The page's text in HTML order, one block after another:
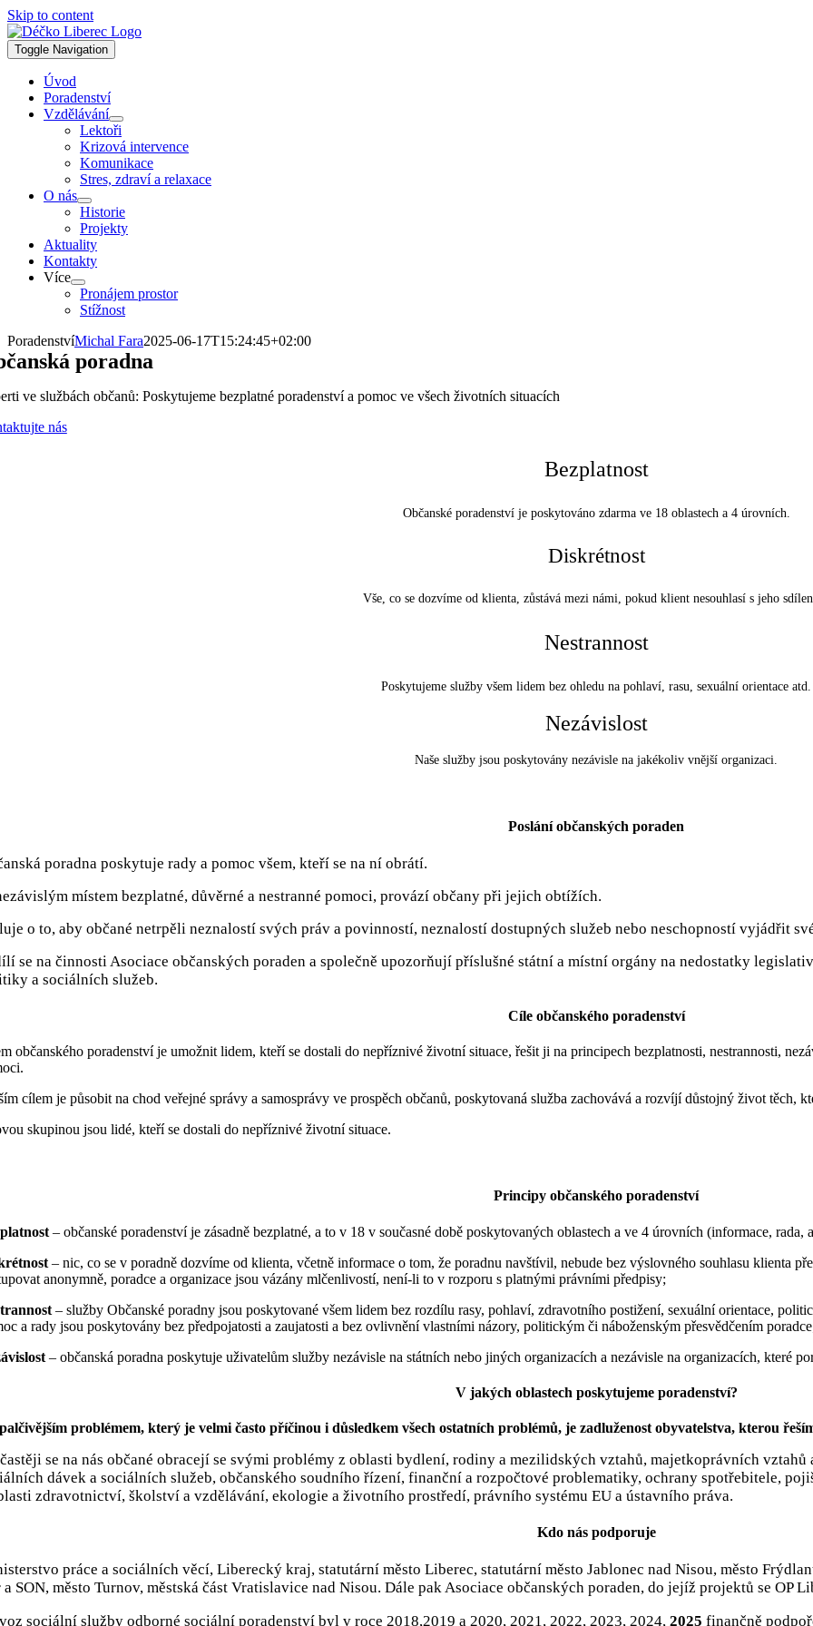
Skip to content
Toggle Navigation
Úvod
Poradenství
Vzdělávání
Lektoři
Krizová intervence
Komunikace
Stres, zdraví a relaxace
O nás
Historie
Projekty
Aktuality
Kontakty
Více
Pronájem prostor
Stížnost
PoradenstvíMichal Fara2025-06-17T15:24:45+02:00
poradna
ve službách občanů: Poskytujeme bezplatné poradenství a pomoc ve všech životních situacích
nás
Bezplatnost
Občanské poradenství je poskytováno zdarma ve 18 oblastech a 4 úrovních.
Diskrétnost
Vše, co se dozvíme od klienta, zůstává mezi námi, pokud klient nesouhlasí s jeho
Nestrannost
Poskytujeme služby všem lidem bez ohledu na pohlaví, rasu, sexuální orientace atd.
Nezávislost
Naše služby jsou poskytovány nezávisle na jakékoliv vnější organizaci.
Poslání občanských poraden
poradna poskytuje rady a pomoc všem, kteří se na ní obrátí.
místem bezplatné, důvěrné a nestranné pomoci, provází občany při jejich obtížích.
o to, aby občané netrpěli neznalostí svých práv a povinností, neznalostí dostupných služeb nebo neschopností vyjádřit
se na činnosti Asociace občanských poraden a společně upozorňují příslušné státní a místní orgány na nedostatky
a sociálních služeb.
Cíle občanského poradenství
občanského poradenství je umožnit lidem, kteří se dostali do nepříznivé životní situace, řešit ji na principech bezplatnosti, nestrannosti,
cílem je působit na chod veřejné správy a samosprávy ve prospěch občanů, poskytovaná služba zachovává a rozvíjí důstojný život těch,
skupinou jsou lidé, kteří se dostali do nepříznivé životní situace.
Principy občanského poradenství
– občanské poradenství je zásadně bezplatné, a to v 18 v současné době poskytovaných oblastech a ve 4 úrovních (informace, rada,
– nic, co se v poradně dozvíme od klienta, včetně informace o tom, že poradnu navštívil, nebude bez výslovného souhlasu klienta
anonymně, poradce a organizace jsou vázány mlčenlivostí, není-li to v rozporu s platnými právními předpisy;
– služby Občanské poradny jsou poskytované všem lidem bez rozdílu rasy, pohlaví, zdravotního postižení, sexuální orientace,
a rady jsou poskytovány bez předpojatosti a zaujatosti a bez ovlivnění vlastními názory, politickým či náboženským přesvědčením
– občanská poradna poskytuje uživatelům služby nezávisle na státních nebo jiných organizacích a nezávisle na organizacích, které
V jakých oblastech poskytujeme poradenství?
problémem, který je velmi často příčinou i důsledkem všech ostatních problémů, je zadluženost obyvatelstva, kterou
se na nás občané obracejí se svými problémy z oblasti bydlení, rodiny a mezilidských vztahů, majetkoprávních
dávek a sociálních služeb, občanského soudního řízení, finanční a rozpočtové problematiky, ochrany spotřebitele,
zdravotnictví, školství a vzdělávání, ekologie a životního prostředí, právního systému EU a ústavního práva.
Kdo nás podporuje
práce a sociálních věcí, Liberecký kraj, statutární město Liberec, statutární město Jablonec nad Nisou, město
a SON, město Turnov, městská část Vratislavice nad Nisou. Dále pak Asociace občanských poraden, do jejíž projektů se OP
sociální služby odborné sociální poradenství byl v roce 2018,2019 a 2020, 2021, 2022, 2023, 2024, 2025 finančně